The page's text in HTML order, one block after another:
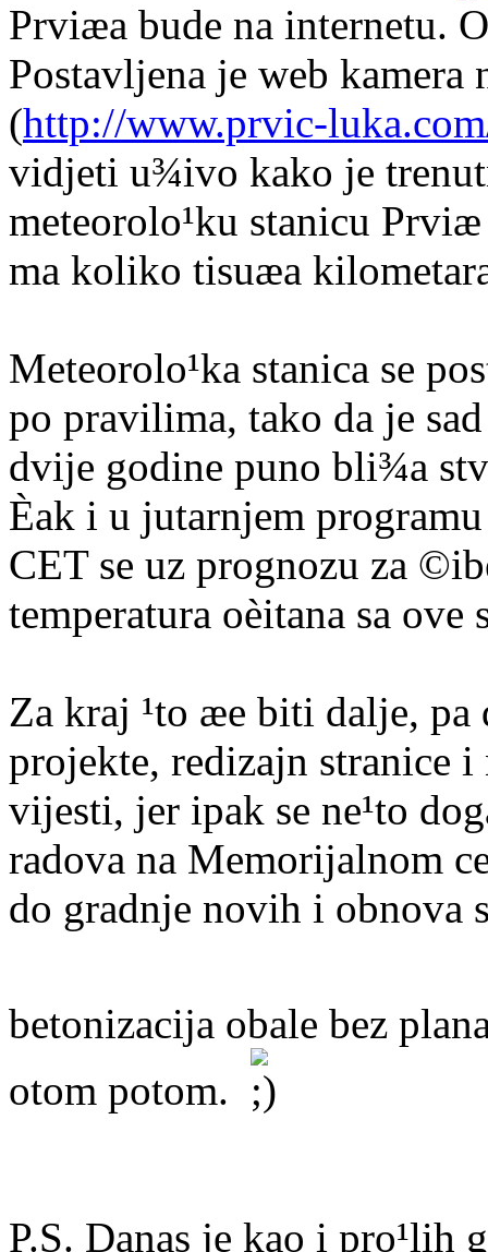
Prviæa bude na internetu.
Postavljena je web kamera
(http://www.prvic-
vidjeti u¾ivo kako je
meteorolo¹ku stanicu
ma koliko tisuæa
Meteorolo¹ka stanica se
po pravilima, tako da je
dvije godine puno bli¾a
Èak i u jutarnjem
CET se uz prognozu za
temperatura oèitana sa ove
Za kraj ¹to æe biti dalje, pa
projekte, redizajn stranice i
vijesti, jer ipak se ne¹to
radova na Memorijalnom
do gradnje novih i obnova
betonizacija obale bez
otom potom.
P.S. Danas je kao i pro¹lih